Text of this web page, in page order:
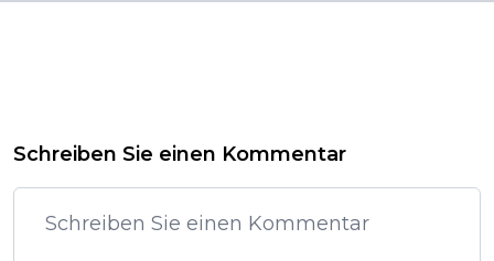
Schreiben Sie einen Kommentar